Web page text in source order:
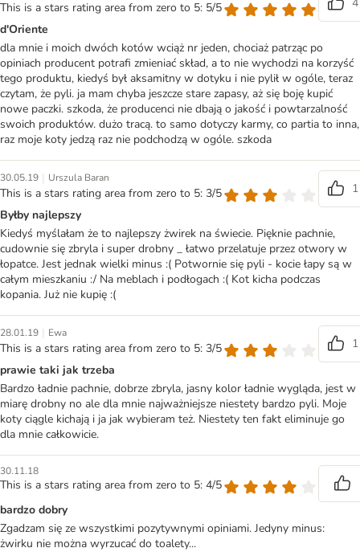
This is a stars rating area from zero to 5: 5/5
d'Oriente
dla mnie i moich dwóch kotów wciąż nr jeden, chociaż patrząc po
opiniach producent potrafi zmieniać skład, a to nie wychodzi na korzyść
tego produktu, kiedyś był aksamitny w dotyku i nie pylił w ogóle, teraz
czytam, że pyli. ja mam chyba jeszcze stare zapasy, aż się boję kupić
nowe paczki. szkoda, że producenci nie dbają o jakość i powtarzalność
swoich produktów. dużo tracą. to samo dotyczy karmy, co partia to inna,
raz moje koty jedzą raz nie podchodzą w ogóle. szkoda
30.05.19 | Urszula Baran
This is a stars rating area from zero to 5: 3/5
1
Byłby najlepszy
Kiedyś myślałam że to najlepszy żwirek na świecie. Pięknie pachnie,
cudownie się zbryla i super drobny _ łatwo przelatuje przez otwory w
łopatce. Jest jednak wielki minus :( Potwornie się pyli - kocie łapy są w
całym mieszkaniu :/ Na meblach i podłogach :( Kot kicha podczas
kopania. Już nie kupię :(
28.01.19 | Ewa
This is a stars rating area from zero to 5: 3/5
1
prawie taki jak trzeba
Bardzo ładnie pachnie, dobrze zbryla, jasny kolor ładnie wygląda, jest w
miarę drobny no ale dla mnie najważniejsze niestety bardzo pyli. Moje
koty ciągle kichają i ja jak wybieram też. Niestety ten fakt eliminuje go
dla mnie całkowicie.
30.11.18
This is a stars rating area from zero to 5: 4/5
bardzo dobry
Zgadzam się ze wszystkimi pozytywnymi opiniami. Jedyny minus:
żwirku nie można wyrzucać do toalety...